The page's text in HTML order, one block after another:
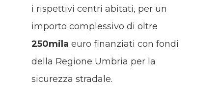
i rispettivi centri abitati, per un
importo complessivo di oltre
250mila euro finanziati con fondi
della Regione Umbria per la
sicurezza stradale.